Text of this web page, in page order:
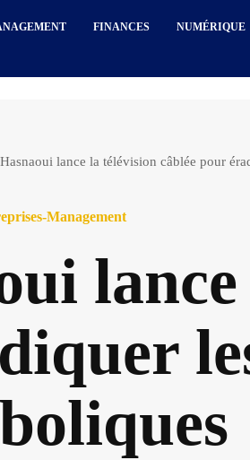
FINANCES NUMÉRIQUE
lance la télévision câblée pour
Management